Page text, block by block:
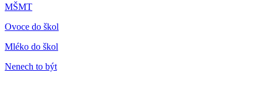
MŠMT
Ovoce do škol
Mléko do škol
Nenech to být